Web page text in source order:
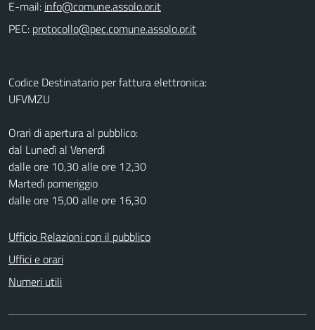
E-mail:
PEC:
Codice Destinatario per fattura elettronica:
UFVMZU
Orari di apertura al pubblico:
dal Lunedì al Venerdì
dalle ore 10,30 alle ore 12,30
Martedì pomeriggio
dalle ore 15,00 alle ore 16,30
Ufficio Relazioni con il pubblico
Uffici e orari
Numeri utili